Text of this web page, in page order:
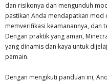
dan risikonya dan mengunduh
pastikan Anda mendapatkan
memverifikasi keamanannya, dan
Dengan praktik yang aman,
yang dinamis dan kaya untuk
pemain.
Dengan mengikuti panduan ini,